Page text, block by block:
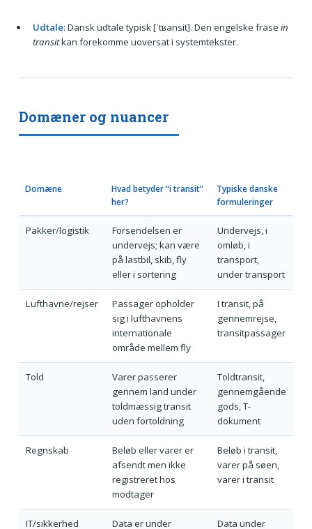
Udtale: Dansk udtale typisk [ˈtʁansit]. Den engelske frase in
transitkan forekomme uoversat i systemtekster.
Domæner og nuancer
Domæne
Hvad betyder “i transit”
her?
Typiske danske
formuleringer
Pakker/logistik
Forsendelsen er
undervejs; kan være
på lastbil, skib, fly
eller i sortering
Undervejs, i
omløb, i
transport,
under transport
Lufthavne/rejser
Passager opholder
sig i lufthavnens
internationale
område mellem fly
I transit, på
gennemrejse,
transitpassager
Told
Varer passerer
gennem land under
toldmæssig transit
uden fortoldning
Toldtransit,
gennemgående
gods, T-
dokument
Regnskab
Beløb eller varer er
afsendt men ikke
registreret hos
modtager
Beløb i transit,
varer på søen,
varer i transit
IT/sikkerhed Data er under Data under